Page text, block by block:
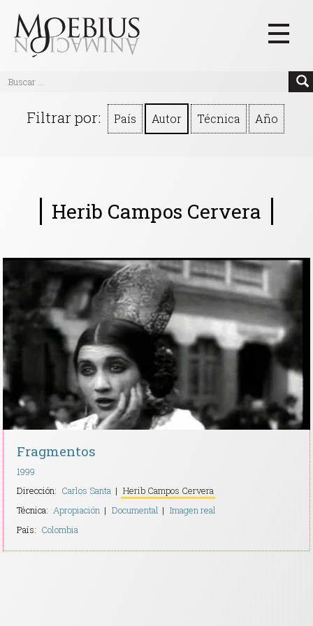
Videos
Eventos
Quiénes Somos
Manifiesto
Contacto
Filtrar por: País Autor Técnica Año
Herib Campos Cervera
Fragmentos
1999
Dirección: Carlos Santa
Herib Campos Cervera
Técnica: Apropiación Documental
Imagen real
País: Colombia